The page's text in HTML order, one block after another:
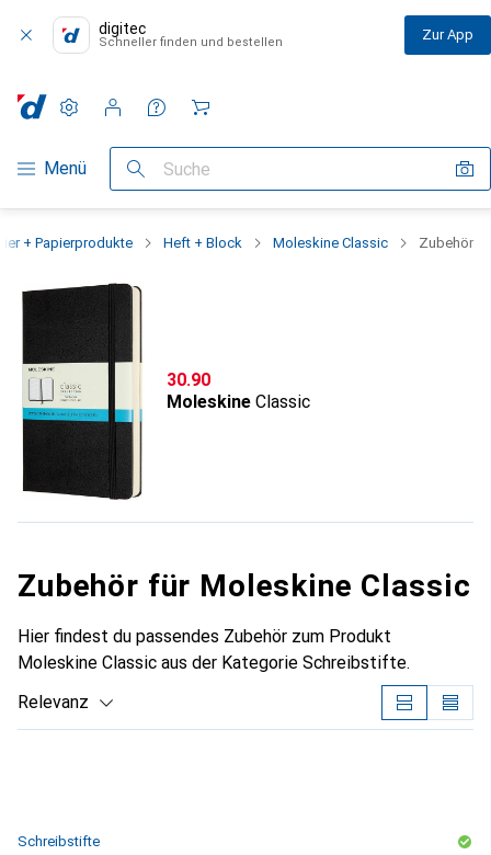
digitec
Schneller finden und bestellen Zur App
Navigation nach Kategorien
Menü Suche
Einstellungen
Kundenkonto
Vergleichslisten
Merklisten
Warenkorb
+ Papierprodukte Heft + Block Moleskine Classic Zubehör
CHF
30.90
Moleskine Classic
Zubehör für Moleskine Classic
Hier findest du passendes Zubehör zum Produkt
Moleskine Classic aus der Kategorie Schreibstifte.
Relevanz
Schreibstifte